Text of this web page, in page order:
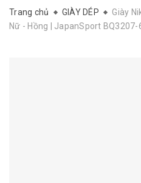
Trang chủ GIÀY DÉP
Giày
Nữ - Hồng | JapanSport BQ3207-